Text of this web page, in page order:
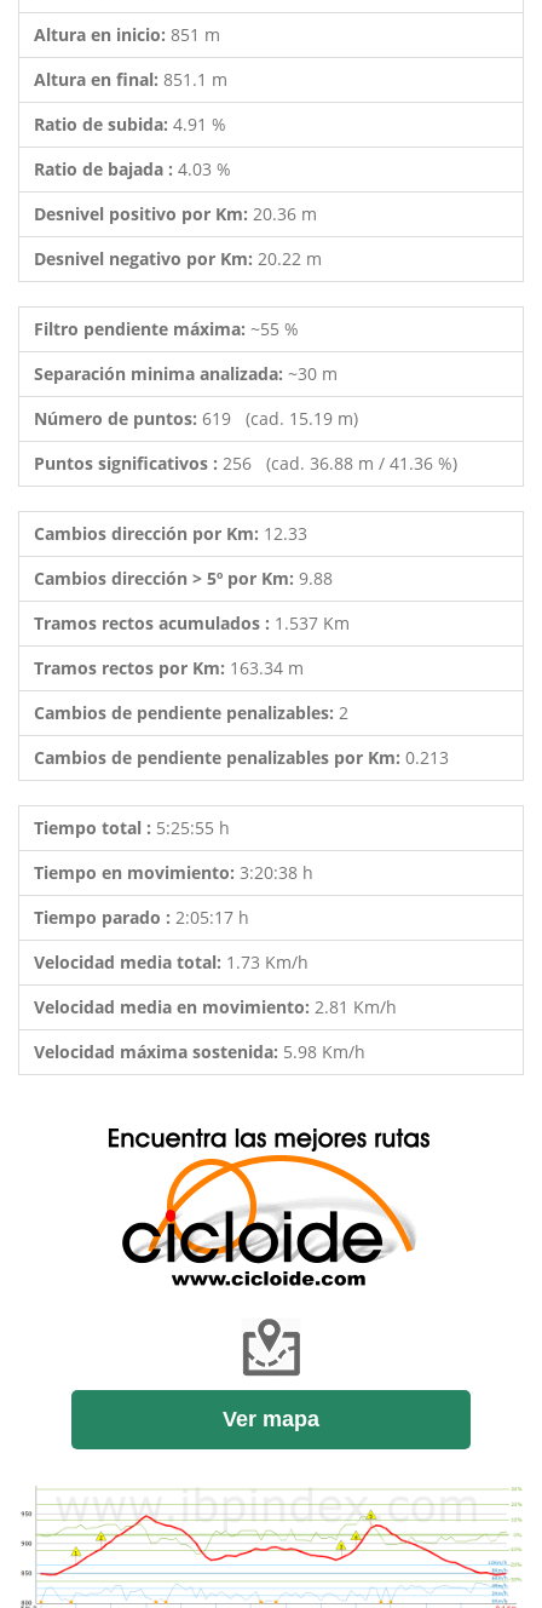
Altura en inicio: 851 m
Altura en final: 851.1 m
Ratio de subida: 4.91 %
Ratio de bajada : 4.03 %
Desnivel positivo por Km: 20.36 m
Desnivel negativo por Km: 20.22 m
Filtro pendiente máxima: ~55 %
Separación minima analizada: ~30 m
Número de puntos: 619 (cad. 15.19 m)
Puntos significativos : 256 (cad. 36.88 m / 41.36 %)
Cambios dirección por Km: 12.33
Cambios dirección > 5º por Km: 9.88
Tramos rectos acumulados : 1.537 Km
Tramos rectos por Km: 163.34 m
Cambios de pendiente penalizables: 2
Cambios de pendiente penalizables por Km: 0.213
Tiempo total : 5:25:55 h
Tiempo en movimiento: 3:20:38 h
Tiempo parado : 2:05:17 h
Velocidad media total: 1.73 Km/h
Velocidad media en movimiento: 2.81 Km/h
Velocidad máxima sostenida: 5.98 Km/h
Ver mapa